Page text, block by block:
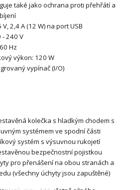
také jako ochrana proti přehřátí a
V, 2,4 A (12 W) na port USB
- 240 V
Hz
výkon: 120 W
vypínač (I/O)
kolečka s hladkým chodem s
systémem ve spodní části
systém s výsuvnou rukojetí
bezpečnostní pojistkou
pro přenášení na obou stranách a
(všechny úchyty jsou zapuštěné)